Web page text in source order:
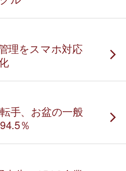
理をスマホ対応
手、お盆の一般
％